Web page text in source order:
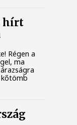
hírt
Régen a
ma
kőtömb